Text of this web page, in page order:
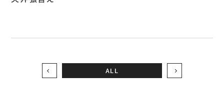
お問い合わせ
ALL